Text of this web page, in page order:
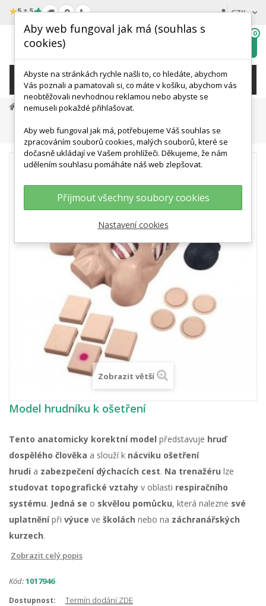
★5 z 5 CZK
wishlist
0
KATEGORIE
Medicínská Simulace A Výcvik
Model Hrudníku K Ošetření
Zobrazit větší
Model hrudníku k ošetření
Tento anatomicky korektní model představuje hruď
dospělého člověka a slouží k nácviku ošetření
hrudi a zabezpečení dýchacích cest. Na trenažéru lze
studovat topografické vztahy v oblasti respiračního
systému. Jedná se o skvělou pomůcku, která nalezne své
uplatněnípři výuce ve školách nebo na záchranářských
kurzech.
Zobrazit celý popis
Kód:1017946
Dostupnost: Termín dodání ZDE
Aby web fungoval jak má (souhlas s
cookies)
Abyste na stránkách rychle našli to, co hledáte, abychom
Vás poznali a pamatovali si, co máte v košíku, abychom vás
neobtěžovali nevhodnou reklamou nebo abyste se
nemuseli pokaždé přihlašovat.
Aby web fungoval jak má, potřebujeme Váš souhlas se
zpracováním souborů cookies, malých souborů, které se
dočasně ukládají ve Vašem prohlížeči. Děkujeme, že nám
udělením souhlasu pomáháte náš web zlepšovat.
Přijmout všechny soubory cookies
Nastavení cookies